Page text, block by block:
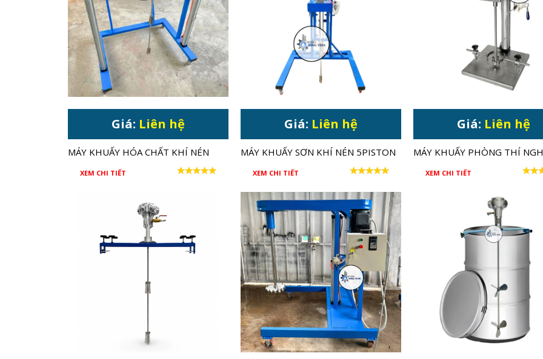
Giá: Liên hệ
MÁY KHUẤY HÓA CHẤT KHÍ NÉN
1HP CHO THÙNG IBC 1000 LÍT
XEM CHI TIẾT
Giá: Liên hệ
MÁY KHUẤY SƠN KHÍ NÉN 5PISTON
1 HP CHO THÙNG 200 LÍT
XEM CHI TIẾT
Giá: Liên hệ
MÁY KHUẤY PHÒNG THÍ
XEM CHI TIẾT